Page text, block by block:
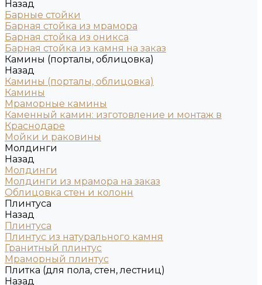
Назад
Барные стойки
Барная стойка из мрамора
Барная стойка из оникса
Барная стойка из камня на заказ
Камины (порталы, облицовка)
Назад
Камины (порталы, облицовка)
Камины
Мраморные камины
Каменный камин: изготовление и монтаж в
Краснодаре
Мойки и раковины
Молдинги
Назад
Молдинги
Молдинги из мрамора на заказ
Облицовка стен и колонн
Плинтуса
Назад
Плинтуса
Плинтус из натурального камня
Гранитный плинтус
Мраморный плинтус
Плитка (для пола, стен, лестниц)
Назад